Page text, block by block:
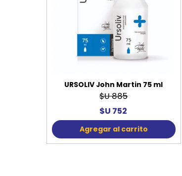
URSOLIV John Martin 75 ml
$U 885
$U 752
Agregar al carrito